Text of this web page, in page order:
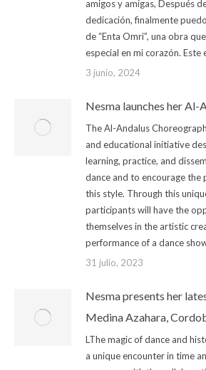
amigos y amigas, Después
dedicación, finalmente
de “Enta Omri”, una obra
especial en mi corazón. Este
3 junio, 2024
Nesma launches her
The Al-Andalus
and educational initiative
learning, practice, and
dance and to encourage the
this style. Through this
participants will have the
themselves in the artistic
performance of a dance
31 julio, 2023
Nesma presents her
Medina Azahara,
LThe magic of dance and
a unique encounter in time